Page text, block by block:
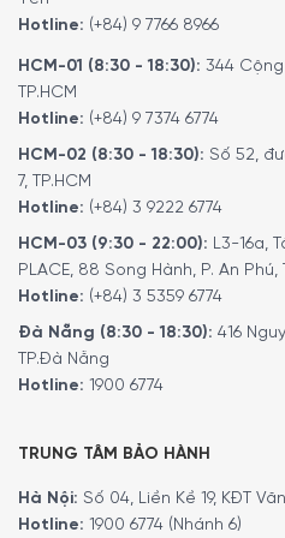
MINH HOUSE CAM KẾT
Giao hàng nhanh chóng
Hàng đúng nguồn gốc,
Ngoài ra quý khách có thể
dòngmáy xay Tại đây
Để phục vụ khách hàng tốt
tìm hiểu về các tính năng của
dung thú vị. Quý khách có thể
Hotline: (+84) 9 7766 8966
HCM-01 (8:30 - 18:30): 344 Cộng
TP.HCM
Hotline: (+84) 9 7374 6774
HCM-02 (8:30 - 18:30): Số 52,
7, TP.HCM
Hotline: (+84) 3 9222 6774
HCM-03 (9:30 - 22:00): L3-16a,
PLACE, 88 Song Hành, P. An Phú,
Hotline: (+84) 3 5359 6774
Đà Nẵng (8:30 - 18:30): 416
TP.Đà Nẵng
Hotline: 1900 6774
TRUNG TÂM BẢO HÀNH
Hà Nội: Số 04, Liền Kề 19, KĐT
Hotline: 1900 6774 (Nhánh 6)